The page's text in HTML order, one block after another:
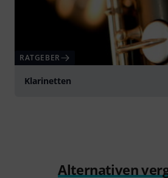
RATGEBER
Klarinetten
Alternativen